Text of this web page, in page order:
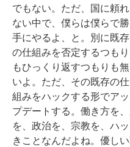
でもない。ただ、国に頼れ
ない中で、僕らは僕らで勝
手にやるよ、と。別に既存
の仕組みを否定するつもり
もひっくり返すつもりも無
いよ。ただ、その既存の仕
組みをハックする形でアッ
プデートする。働き方を
を、政治を、宗教を、ハ
きことなんだよね。優し